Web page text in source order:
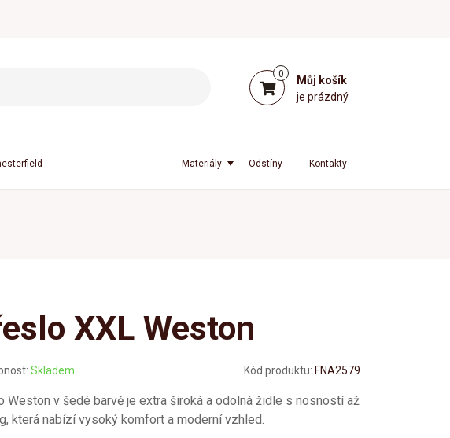
0
Můj košík
je prázdný
Kontakty
Odstíny
Materiály
XXL Weston
Skladem Kód produktu: FNA2579
Weston v šedé barvě je extra široká a odolná židle s nosností až
která nabízí vysoký komfort a moderní vzhled.